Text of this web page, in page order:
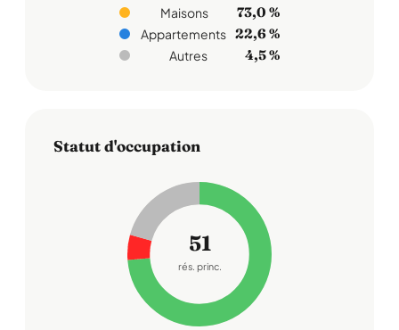
Maisons 73,0 %
Appartements 22,6 %
Autres 4,5 %
Statut d'occupation
51
rés. princ.